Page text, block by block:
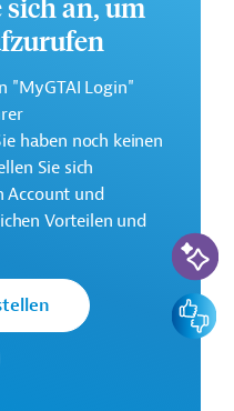
Schwerpunkte, Regularien
Darlehen)
vertritt die
an, um
"MyGTAI Login"
haben noch keinen
Sie sich
Account und
Vorteilen und
KI-